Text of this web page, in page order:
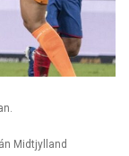
Midtjylland